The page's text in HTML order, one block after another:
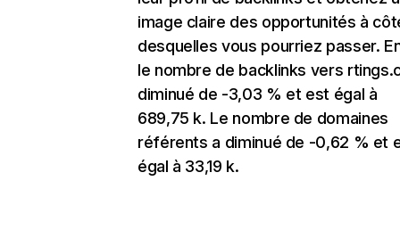
image claire des opportunités à
desquelles vous pourriez passer.
le nombre de backlinks vers
diminué de -3,03 % et est égal à
689,75 k. Le nombre de domaines
référents a diminué de -0,62 % et
égal à 33,19 k.